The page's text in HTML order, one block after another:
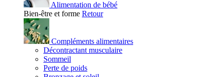
Alimentation de bébé
Bien-être et forme Retour
Compléments alimentaires
Décontractant musculaire
Sommeil
Perte de poids